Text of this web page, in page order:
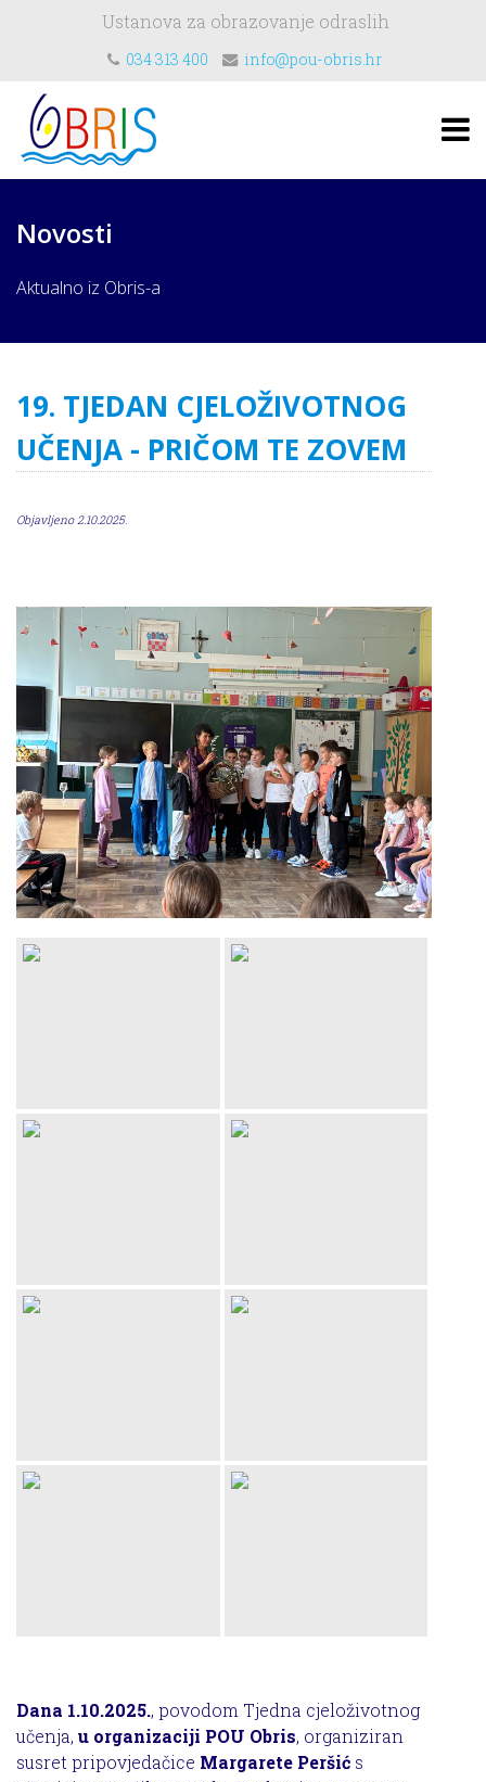
Ustanova za obrazovanje odraslih
034 313 400 info@pou-obris.hr
Novosti
Aktualno iz Obris-a
19. TJEDAN CJELOŽIVOTNOG
UČENJA - PRIČOM TE ZOVEM
Objavljeno 2.10.2025.
Dana 1.10.2025., povodom Tjedna cjeloživotnog
učenja, u organizaciji POU Obris, organiziran
susret pripovjedačice Margarete Peršić s